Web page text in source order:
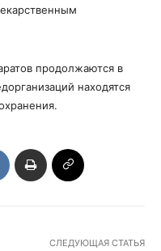
продолжаются в
находятся
СЛЕДУЮЩАЯ СТАТЬЯ